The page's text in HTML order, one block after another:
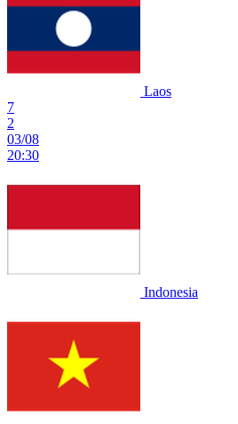
Laos
7
2
03/08
20:30
Indonesia